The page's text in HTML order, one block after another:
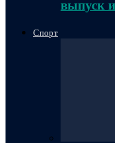
выпуск
Спорт